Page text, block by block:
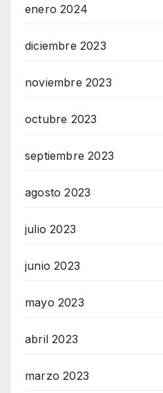
enero 2024
diciembre 2023
noviembre 2023
octubre 2023
septiembre 2023
agosto 2023
julio 2023
junio 2023
mayo 2023
abril 2023
marzo 2023